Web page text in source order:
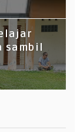
sambil